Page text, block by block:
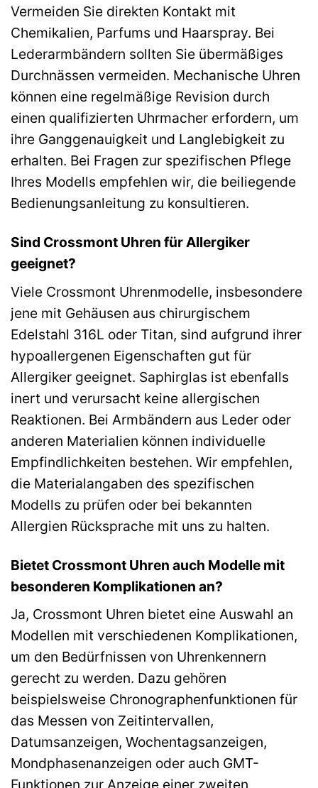
Vermeiden Sie direkten Kontakt mit
Chemikalien, Parfums und Haarspray. Bei
Lederarmbändern sollten Sie übermäßiges
Durchnässen vermeiden. Mechanische Uhren
können eine regelmäßige Revision durch
einen qualifizierten Uhrmacher erfordern, um
ihre Ganggenauigkeit und Langlebigkeit zu
erhalten. Bei Fragen zur spezifischen Pflege
Ihres Modells empfehlen wir, die beiliegende
Bedienungsanleitung zu konsultieren.
Sind Crossmont Uhren für Allergiker
geeignet?
Viele Crossmont Uhrenmodelle, insbesondere
jene mit Gehäusen aus chirurgischem
Edelstahl 316L oder Titan, sind aufgrund ihrer
hypoallergenen Eigenschaften gut für
Allergiker geeignet. Saphirglas ist ebenfalls
inert und verursacht keine allergischen
Reaktionen. Bei Armbändern aus Leder oder
anderen Materialien können individuelle
Empfindlichkeiten bestehen. Wir empfehlen,
die Materialangaben des spezifischen
Modells zu prüfen oder bei bekannten
Allergien Rücksprache mit uns zu halten.
Bietet Crossmont Uhren auch Modelle mit
besonderen Komplikationen an?
Ja, Crossmont Uhren bietet eine Auswahl an
Modellen mit verschiedenen Komplikationen,
um den Bedürfnissen von Uhrenkennern
gerecht zu werden. Dazu gehören
beispielsweise Chronographenfunktionen für
das Messen von Zeitintervallen,
Datumsanzeigen, Wochentagsanzeigen,
Mondphasenanzeigen oder auch GMT-